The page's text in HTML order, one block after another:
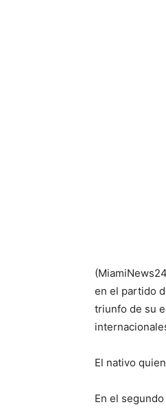
en el partido
triunfo de su
El nativo
En el